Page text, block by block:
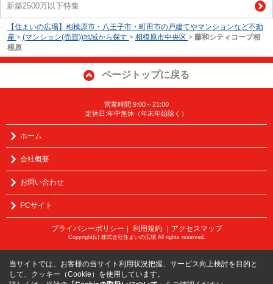
新築2500万以下特集
【住まいの広場】相模原市・八王子市・町田市の戸建てやマンションなど不動
産 > (マンション(売買))地域から探す > 相模原市中央区 > 藤和シティコープ相
模原
ページトップに戻る
営業時間:9:00～21:00
定休日:年中無休（年末年始除く）
ホーム
会社概要
お問い合わせ
PCサイト
プライバシーポリシー 利用規約 ｜アクセスマップ
Copyright(c) 株式会社住まいの広場 All rights reserved.
当サイトでは、お客様の当サイト利用状況把握、サービス向上検討を目的と
して、クッキー（Cookie）を使用しています。